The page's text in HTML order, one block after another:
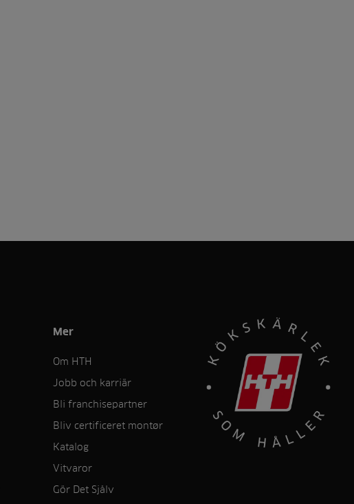
Mer
Om HTH
Jobb och karriär
Bli franchisepartner
Bliv certificeret montør
Katalog
Vitvaror
Gör Det Sjålv